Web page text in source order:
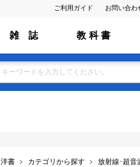
ご利用ガイド お問い合わ
雑 誌 教 科 書
洋書 カテゴリから探す 放射線･超音